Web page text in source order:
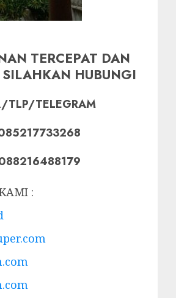
TERCEPAT DAN
HUBUNGI
TLP/TELEGRAM
: